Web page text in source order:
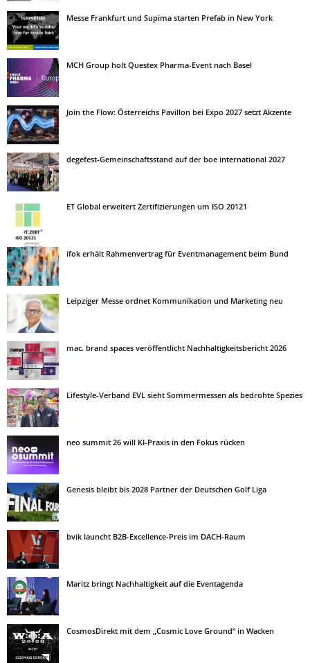
Messe Frankfurt und Supima starten Prefab in New York
MCH Group holt Questex Pharma-Event nach Basel
Join the Flow: Österreichs Pavillon bei Expo 2027 setzt Akzente
degefest-Gemeinschaftsstand auf der boe international 2027
ET Global erweitert Zertifizierungen um ISO 20121
ifok erhält Rahmenvertrag für Eventmanagement beim Bund
Leipziger Messe ordnet Kommunikation und Marketing neu
mac. brand spaces veröffentlicht Nachhaltigkeitsbericht 2026
Lifestyle-Verband EVL sieht Sommermessen als bedrohte Spezies
neo summit 26 will KI-Praxis in den Fokus rücken
Genesis bleibt bis 2028 Partner der Deutschen Golf Liga
bvik launcht B2B-Excellence-Preis im DACH-Raum
Maritz bringt Nachhaltigkeit auf die Eventagenda
CosmosDirekt mit dem „Cosmic Love Ground“ in Wacken